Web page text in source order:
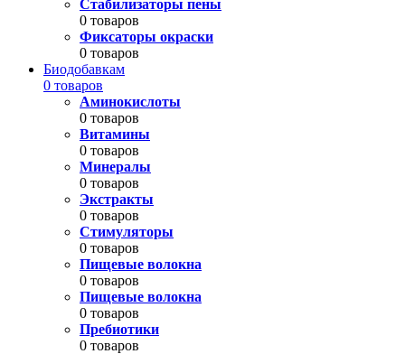
Стабилизаторы пены
0 товаров
Фиксаторы окраски
0 товаров
Биодобавкам
0 товаров
Аминокислоты
0 товаров
Витамины
0 товаров
Минералы
0 товаров
Экстракты
0 товаров
Стимуляторы
0 товаров
Пищевые волокна
0 товаров
Пищевые волокна
0 товаров
Пребиотики
0 товаров